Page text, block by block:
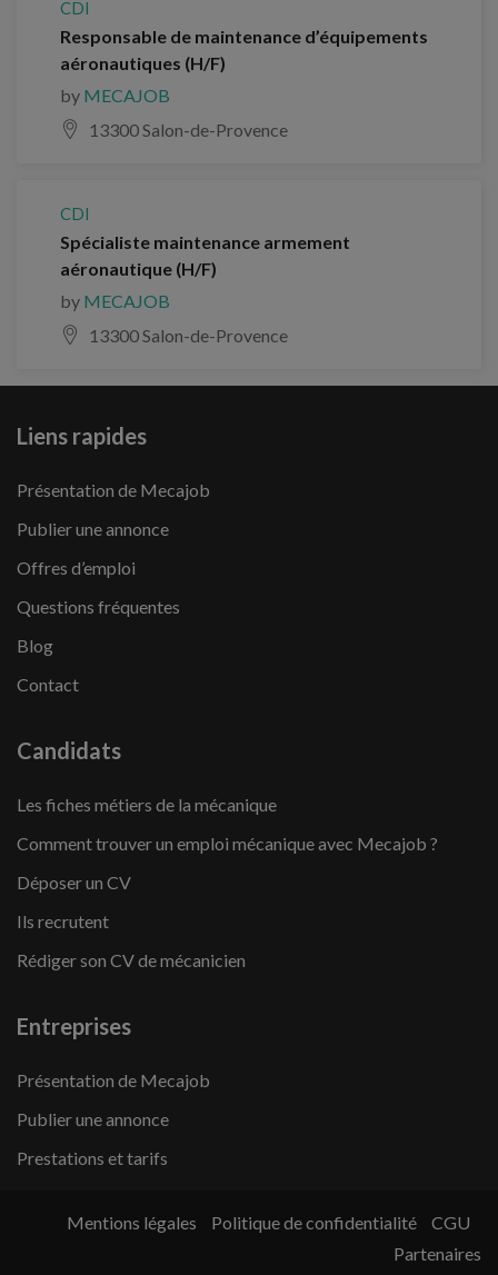
CDI
Responsable de maintenance d’équipements
aéronautiques (H/F)
by MECAJOB
13300 Salon-de-Provence
CDI
Spécialiste maintenance armement
aéronautique (H/F)
by MECAJOB
13300 Salon-de-Provence
Liens rapides
Présentation de Mecajob
Publier une annonce
Offres d’emploi
Questions fréquentes
Blog
Contact
Candidats
Les fiches métiers de la mécanique
Comment trouver un emploi mécanique avec Mecajob ?
Déposer un CV
Ils recrutent
Rédiger son CV de mécanicien
Entreprises
Présentation de Mecajob
Publier une annonce
Prestations et tarifs
Mentions légales Politique de confidentialité
CGU
Partenaires